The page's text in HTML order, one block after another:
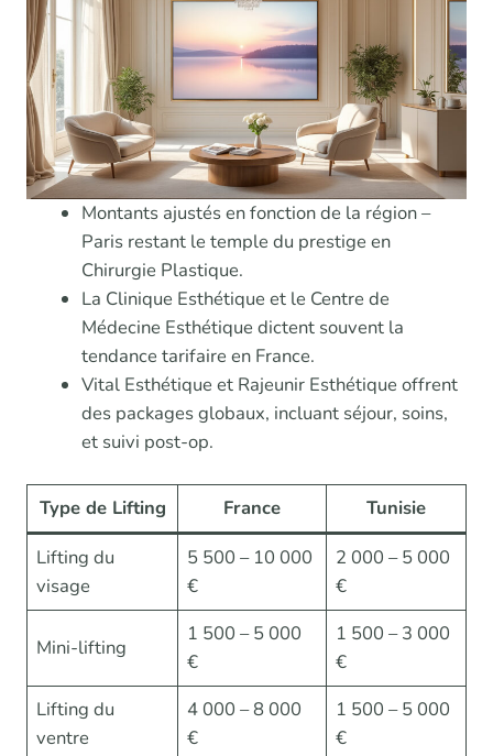
Montants ajustés en fonction de la région –
Paris restant le temple du prestige en
Chirurgie Plastique.
La Clinique Esthétique et le Centre de
Médecine Esthétique dictent souvent la
tendance tarifaire en France.
Vital Esthétique et Rajeunir Esthétique offrent
des packages globaux, incluant séjour, soins,
et suivi post-op.
Type de Lifting France
Tunisie
Lifting du
visage
5 500 – 10 000
€
2 000 – 5 000
€
Mini-lifting
1 500 – 5 000
€
1 500 – 3 000
€
Lifting du
ventre
4 000 – 8 000
€
1 500 – 5 000
€